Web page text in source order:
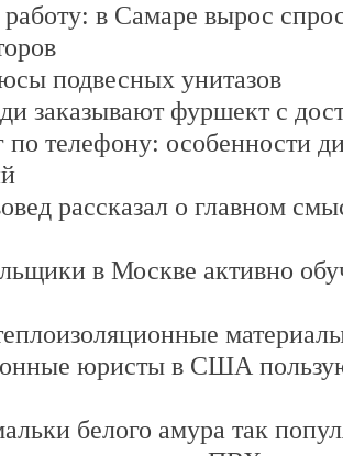
в Самаре вырос
подвесных унитазов
заказывают фуршект с
по телефону: особенности
рассказал о главном
в Москве активно
юристы в США
белого амура так